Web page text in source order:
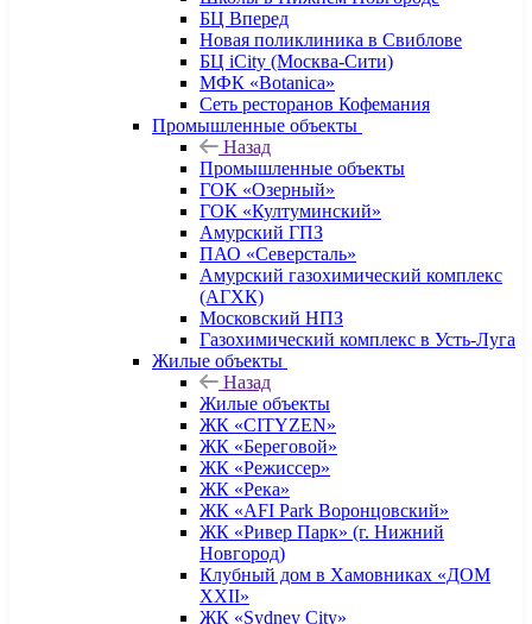
БЦ Вперед
Новая поликлиника в Свиблове
БЦ iCity (Москва-Сити)
МФК «Botanica»
Сеть ресторанов Кофемания
Промышленные объекты
Назад
Промышленные объекты
ГОК «Озерный»
ГОК «Култуминский»
Амурский ГПЗ
ПАО «Северсталь»
Амурский газохимический комплекс
(АГХК)
Московский НПЗ
Газохимический комплекс в Усть-Луга
Жилые объекты
Назад
Жилые объекты
ЖК «CITYZEN»
ЖК «Береговой»
ЖК «Режиссер»
ЖК «Река»
ЖК «AFI Park Воронцовский»
ЖК «Ривер Парк» (г. Нижний
Новгород)
Клубный дом в Хамовниках «ДОМ
XXII»
ЖК «Sydney City»